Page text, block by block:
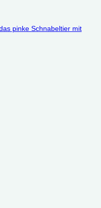
pinke Schnabeltier mit